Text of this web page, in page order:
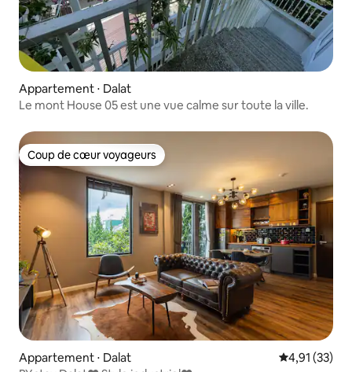
Appartement ⋅ Dalat
Le mont House 05 est une vue calme sur toute la ville.
Coup de cœur voyageurs
Coup de cœur voyageurs
Appartement ⋅ Dalat Évaluation
4,91 (33)